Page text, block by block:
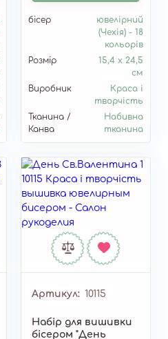
бісер
ювелірний
(Чехія) - 18
кольорів
Розмір
15,4 х 24,5
см
Виробник
Краса і
творчість
Тканина /
Канва
Набивна
тканина
Артикул 10115
Набір для вишивки
бісером "День